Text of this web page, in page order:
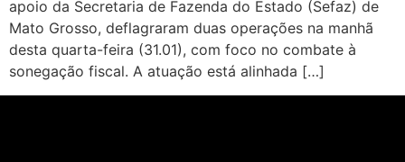
apoio da Secretaria de Fazenda do Estado (Sefaz) de
Mato Grosso, deflagraram duas operações na manhã
desta quarta-feira (31.01), com foco no combate à
sonegação fiscal. A atuação está alinhada […]